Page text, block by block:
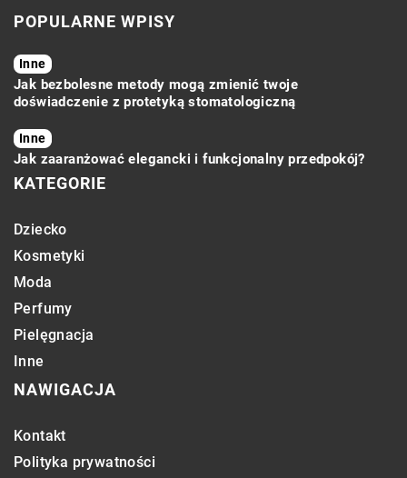
POPULARNE WPISY
Inne
Jak bezbolesne metody mogą zmienić twoje
doświadczenie z protetyką stomatologiczną
Inne
Jak zaaranżować elegancki i funkcjonalny przedpokój?
KATEGORIE
Dziecko
Kosmetyki
Moda
Perfumy
Pielęgnacja
Inne
NAWIGACJA
Kontakt
Polityka prywatności